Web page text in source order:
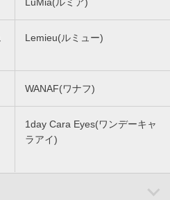
Lemieu(ルミュー)
WANAF(ワナフ)
1day Cara Eyes(ワンデーキャ
ラアイ)